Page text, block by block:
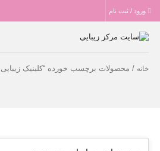
ورود / ثبت نام
خانه / محصولات برچسب خورده “کلینیک زیبایی